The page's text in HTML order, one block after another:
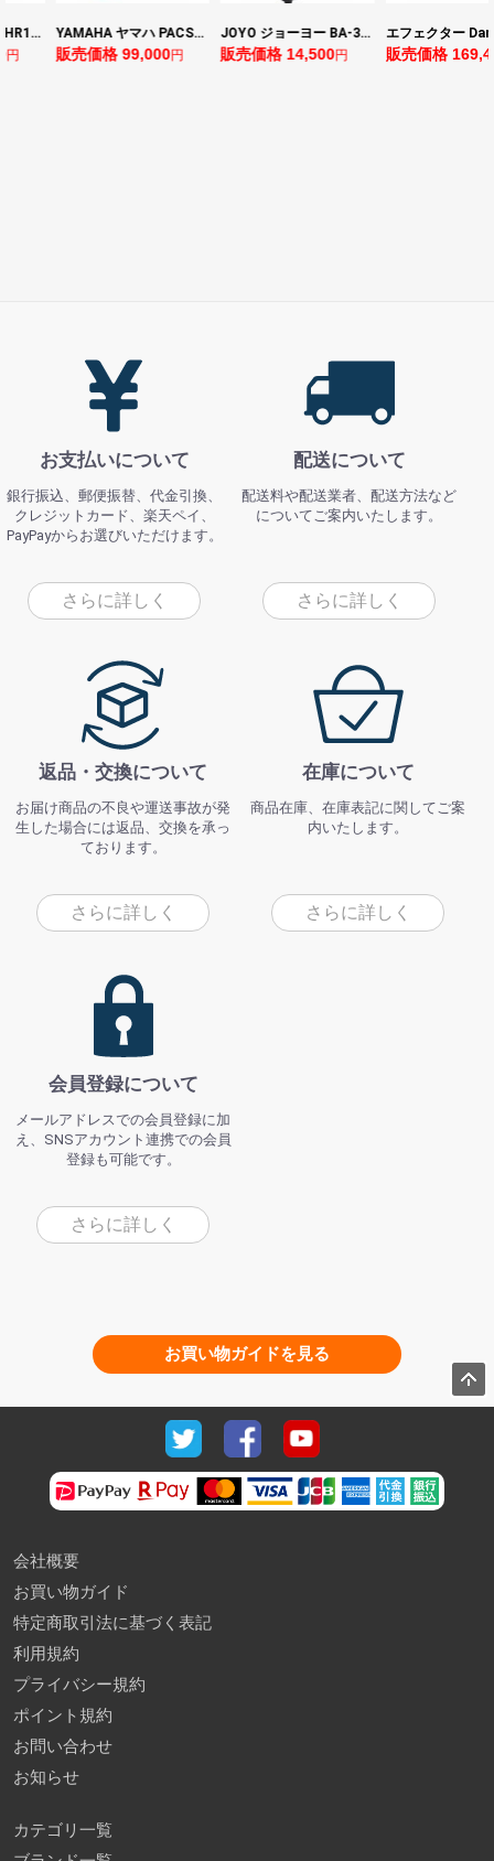
ヤマハ YAMAHA THR10II 小型ギターアンプ
円
YAMAHA ヤマハ PACS+12 ASP Pacifica Standard Plus パシフィカスタンダードプラス エレキギター
販売価格 99,000円
JOYO ジョーヨー BA-30 VIBE CUBE BLK 30W 小型ベースアンプ Bluetooth+OTGオーディオI/F搭載
販売価格 14,500円 販売価格
お支払いについて
銀行振込、郵便振替、代金引換、
クレジットカード、楽天ペイ、
PayPayからお選びいただけます。
さらに詳しく
配送について
配送料や配送業者、配送方法など
についてご案内いたします。
さらに詳しく
返品・交換について
お届け商品の不良や運送事故が発
生した場合には返品、交換を承っ
ております。
さらに詳しく
在庫について
商品在庫、在庫表記に関してご案
内いたします。
さらに詳しく
会員登録について
メールアドレスでの会員登録に加
え、SNSアカウント連携での会員
登録も可能です。
さらに詳しく
お買い物ガイドを見る
会社概要
お買い物ガイド
特定商取引法に基づく表記
利用規約
プライバシー規約
ポイント規約
お問い合わせ
お知らせ
カテゴリ一覧